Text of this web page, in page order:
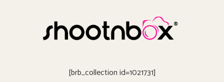
[brb_collection id=1021731]